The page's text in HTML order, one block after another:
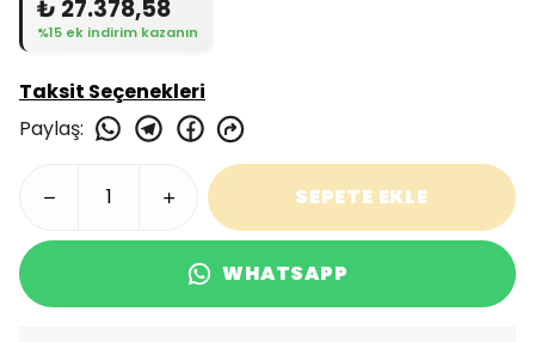
₺ 27.378,58
%15 ek indirim kazanın
Taksit Seçenekleri
Paylaş:
SEPETE EKLE
WHATSAPP